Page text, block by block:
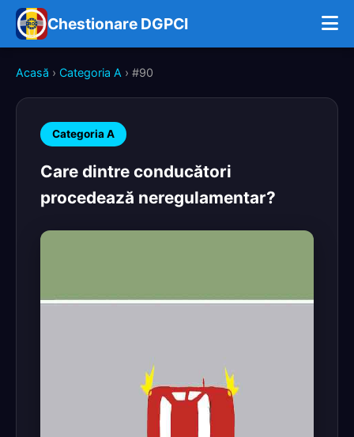
Chestionare DGPCI
Acasă › Categoria A › #90
Categoria A
Care dintre conducători
procedează neregulamentar?